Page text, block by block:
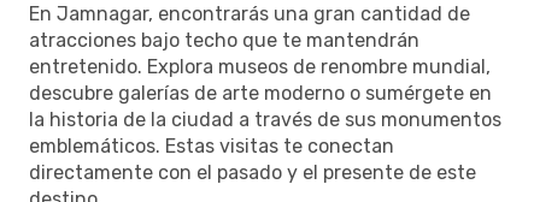
En Jamnagar, encontrarás una gran cantidad de
atracciones bajo techo que te mantendrán
entretenido. Explora museos de renombre mundial,
descubre galerías de arte moderno o sumérgete en
la historia de la ciudad a través de sus monumentos
emblemáticos. Estas visitas te conectan
directamente con el pasado y el presente de este